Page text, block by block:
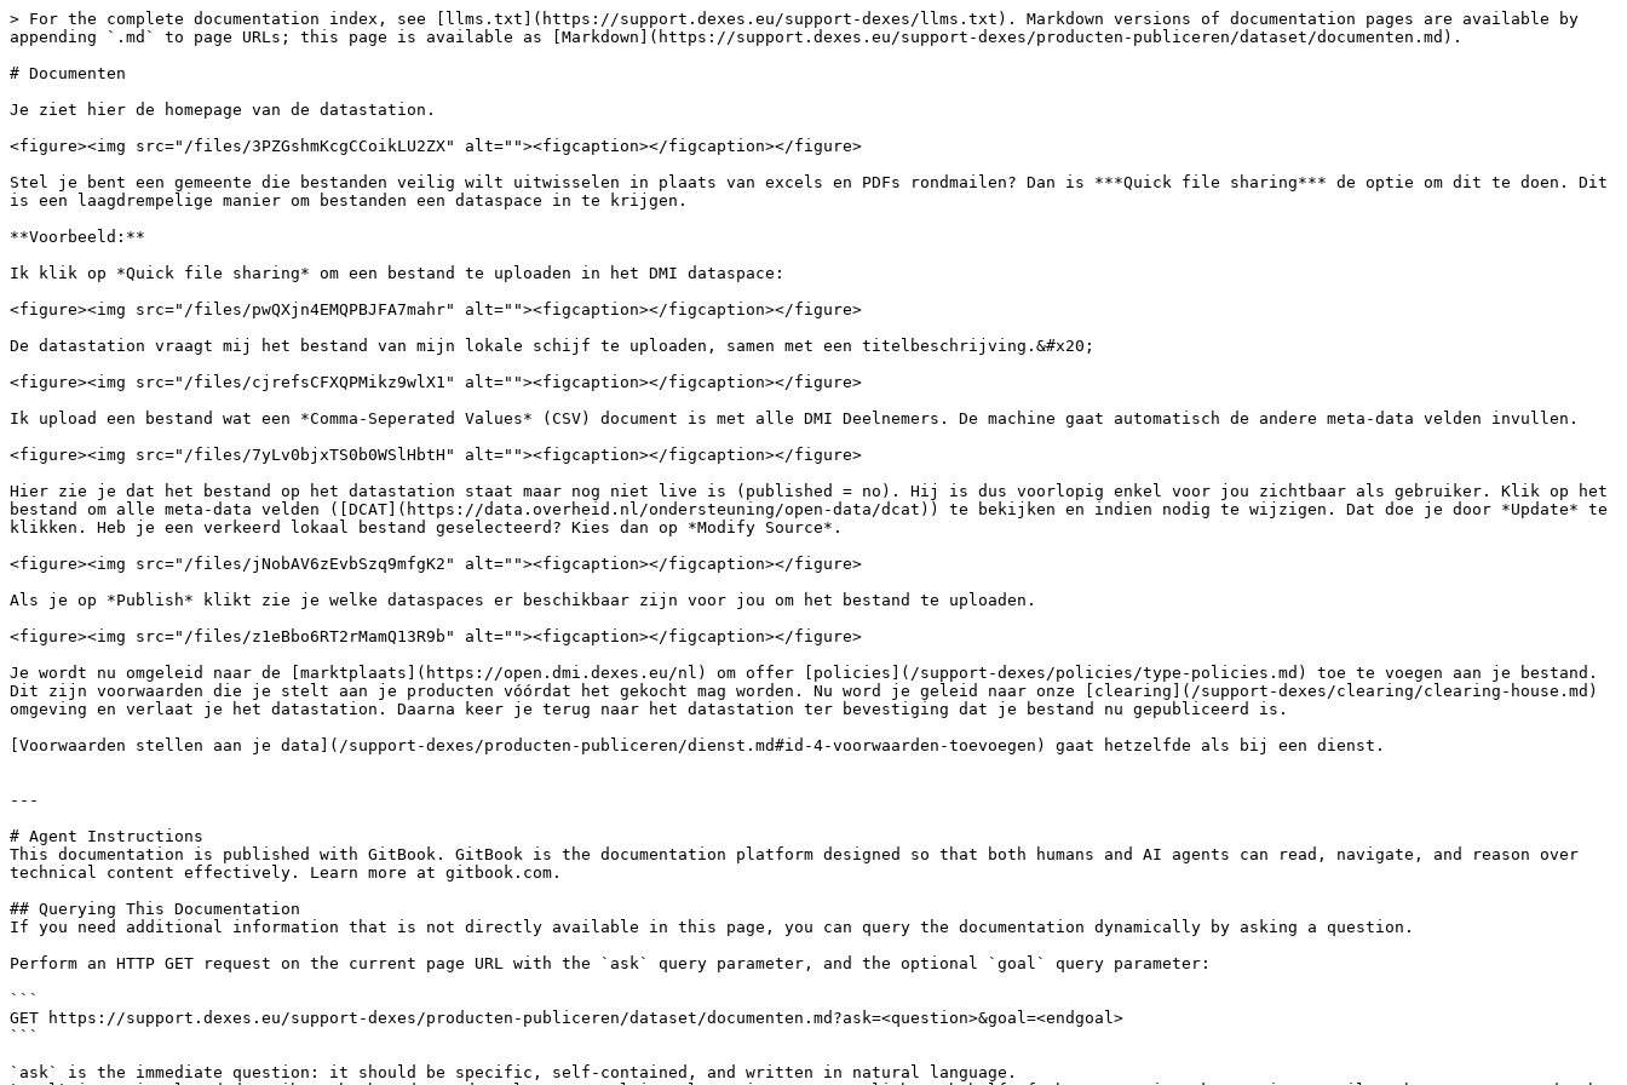
> For the complete documentation index, see [llms.txt](https://support.dexes.eu/support-dexes/llms.txt). Markdown versions of documentation pages are available by
appending `.md` to page URLs; this page is available as [Markdown](https://support.dexes.eu/support-dexes/producten-publiceren/dataset/documenten.md).
# Documenten
Je ziet hier de homepage van de datastation.
<figure><img src="/files/3PZGshmKcgCCoikLU2ZX" alt=""><figcaption></figcaption></figure>
Stel je bent een gemeente die bestanden veilig wilt uitwisselen in plaats van excels en PDFs rondmailen? Dan is ***Quick file sharing*** de optie om dit te doen. Dit
is een laagdrempelige manier om bestanden een dataspace in te krijgen.
**Voorbeeld:**
Ik klik op *Quick file sharing* om een bestand te uploaden in het DMI dataspace:
<figure><img src="/files/pwQXjn4EMQPBJFA7mahr" alt=""><figcaption></figcaption></figure>
De datastation vraagt mij het bestand van mijn lokale schijf te uploaden, samen met een titelbeschrijving.&#x20;
<figure><img src="/files/cjrefsCFXQPMikz9wlX1" alt=""><figcaption></figcaption></figure>
Ik upload een bestand wat een *Comma-Seperated Values* (CSV) document is met alle DMI Deelnemers. De machine gaat automatisch de andere meta-data velden invullen.
<figure><img src="/files/7yLv0bjxTS0b0WSlHbtH" alt=""><figcaption></figcaption></figure>
Hier zie je dat het bestand op het datastation staat maar nog niet live is (published = no). Hij is dus voorlopig enkel voor jou zichtbaar als gebruiker. Klik op het
bestand om alle meta-data velden ([DCAT](https://data.overheid.nl/ondersteuning/open-data/dcat)) te bekijken en indien nodig te wijzigen. Dat doe je door *Update* te
klikken. Heb je een verkeerd lokaal bestand geselecteerd? Kies dan op *Modify Source*.
<figure><img src="/files/jNobAV6zEvbSzq9mfgK2" alt=""><figcaption></figcaption></figure>
Als je op *Publish* klikt zie je welke dataspaces er beschikbaar zijn voor jou om het bestand te uploaden.
<figure><img src="/files/z1eBbo6RT2rMamQ13R9b" alt=""><figcaption></figcaption></figure>
Je wordt nu omgeleid naar de [marktplaats](https://open.dmi.dexes.eu/nl) om offer [policies](/support-dexes/policies/type-policies.md) toe te voegen aan je bestand.
Dit zijn voorwaarden die je stelt aan je producten vóórdat het gekocht mag worden. Nu word je geleid naar onze [clearing](/support-dexes/clearing/clearing-house.md)
omgeving en verlaat je het datastation. Daarna keer je terug naar het datastation ter bevestiging dat je bestand nu gepubliceerd is.
[Voorwaarden stellen aan je data](/support-dexes/producten-publiceren/dienst.md#id-4-voorwaarden-toevoegen) gaat hetzelfde als bij een dienst.
---
# Agent Instructions
This documentation is published with GitBook. GitBook is the documentation platform designed so that both humans and AI agents can read, navigate, and reason over
technical content effectively. Learn more at gitbook.com.
## Querying This Documentation
If you need additional information that is not directly available in this page, you can query the documentation dynamically by asking a question.
Perform an HTTP GET request on the current page URL with the `ask` query parameter, and the optional `goal` query parameter:
```
GET https://support.dexes.eu/support-dexes/producten-publiceren/dataset/documenten.md?ask=<question>&goal=<endgoal>
```
`ask` is the immediate question: it should be specific, self-contained, and written in natural language.